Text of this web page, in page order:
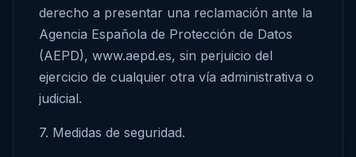
derecho a presentar una reclamación ante la
Agencia Española de Protección de Datos
(AEPD), www.aepd.es, sin perjuicio del
ejercicio de cualquier otra vía administrativa o
judicial.
7. Medidas de seguridad.